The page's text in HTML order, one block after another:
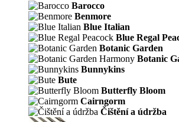
Barocco
Benmore
Blue Italian
Blue Regal
Botanic Garden
Botanic
Bunnykins
Bute
Butterfly Bloom
Cairngorm
Čištění a údržba